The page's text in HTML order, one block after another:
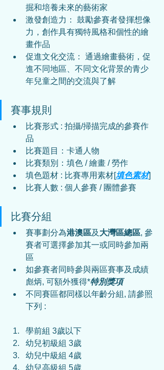
掘和培養未來的藝術家
激發創造力： 鼓勵參賽者發揮想像
力，創作具有獨特風格和個性的繪
畫作品
促進文化交流： 通過繪畫藝術，促
進不同地區、不同文化背景的青少
年兒童之間的交流與了解
賽事規則
比賽形式 : 拍攝/掃描完成的參賽作
品
比賽題目： 卡通人物
比賽類別：填色 / 繪畫 / 勞作
填色題材 : 比賽專用素材[填色素材]
比賽人數 : 個人參賽 / 團體參賽
比賽分組
賽事劃分為港澳區及 大灣區總區, 參
賽者可選擇參加其一或同時參加兩
區
如參賽者同時參與兩區賽事及成績
彪炳, 可額外獲得*特別獎項
不同賽區都同樣以年齡分組, 請參照
下列 :
學前組 3歲以下
幼兒初級組 3歲
幼兒中級組 4歲
幼兒高級組 5歲